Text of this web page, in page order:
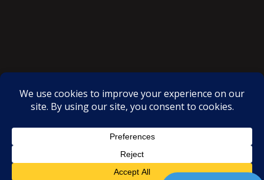
Proudly powered by WordPress |Theme: SuperMag byAcme